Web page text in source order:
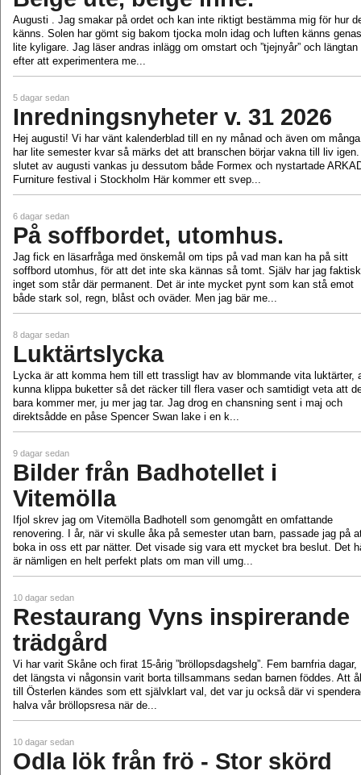
Augusti . Jag smakar på ordet och kan inte riktigt bestämma mig för hur
känns. Solen har gömt sig bakom tjocka moln idag och luften känns
lite kyligare. Jag läser andras inlägg om omstart och ”tjejnyår” och längtan
efter att experimentera me...
5 dagar sedan
Inredningsnyheter v. 31 2026
Hej augusti! Vi har vänt kalenderblad till en ny månad och även om många
har lite semester kvar så märks det att branschen börjar vakna till liv
slutet av augusti vankas ju dessutom både Formex och nystartade
Furniture festival i Stockholm Här kommer ett svep...
6 dagar sedan
På soffbordet, utomhus.
Jag fick en läsarfråga med önskemål om tips på vad man kan ha på sitt
soffbord utomhus, för att det inte ska kännas så tomt. Själv har jag
inget som står där permanent. Det är inte mycket pynt som kan stå emot
både stark sol, regn, blåst och oväder. Men jag bär me...
8 dagar sedan
Luktärtslycka
Lycka är att komma hem till ett trassligt hav av blommande vita luktärter,
kunna klippa buketter så det räcker till flera vaser och samtidigt veta att
bara kommer mer, ju mer jag tar. Jag drog en chansning sent i maj och
direktsådde en påse Spencer Swan lake i en k...
9 dagar sedan
Bilder från Badhotellet i
Vitemölla
Ifjol skrev jag om Vitemölla Badhotell som genomgått en omfattande
renovering. I år, när vi skulle åka på semester utan barn, passade jag på
boka in oss ett par nätter. Det visade sig vara ett mycket bra beslut. Det
är nämligen en helt perfekt plats om man vill umg...
10 dagar sedan
Restaurang Vyns inspirerande
trädgård
Vi har varit Skåne och firat 15-årig ”bröllopsdagshelg”. Fem barnfria dagar,
det längsta vi någonsin varit borta tillsammans sedan barnen föddes. Att
till Österlen kändes som ett självklart val, det var ju också där vi
halva vår bröllopsresa när de...
10 dagar sedan
Odla lök från frö - Stor skörd